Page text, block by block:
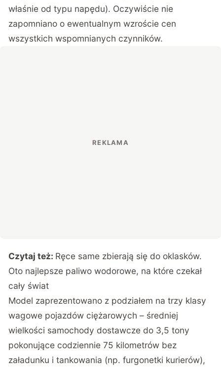
właśnie od typu napędu). Oczywiście nie
zapomniano o ewentualnym wzroście cen
wszystkich wspomnianych czynników.
Czytaj też: Ręce same zbierają się do oklasków.
Oto najlepsze paliwo wodorowe, na które czekał
cały świat
Model zaprezentowano z podziałem na trzy klasy
wagowe pojazdów ciężarowych – średniej
wielkości samochody dostawcze do 3,5 tony
pokonujące codziennie 75 kilometrów bez
załadunku i tankowania (np. furgonetki kurierów),